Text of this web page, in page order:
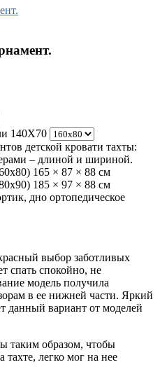
140Х70
детской кровати тахты:
– длиной и шириной.
165 × 87 × 88 см
185 × 97 × 88 см
дно ортопедическое
выбор заботливых
спать спокойно, не
модель получила
в ее нижней части. Яркий
данный вариант от моделей
таким образом, чтобы
тахте, легко мог на нее